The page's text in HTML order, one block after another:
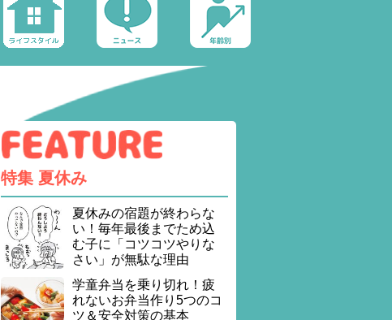
特集 夏休み
夏休みの宿題が終わらな
い！毎年最後までため込
む子に「コツコツやりな
さい」が無駄な理由
学童弁当を乗り切れ！疲
れないお弁当作り5つのコ
ツ＆安全対策の基本